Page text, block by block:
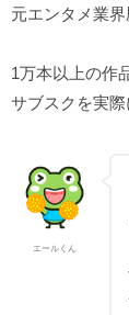
元エンタメ業界
1万本以上の作
サブスクを実
エールくん